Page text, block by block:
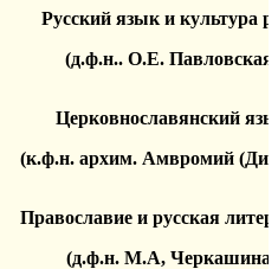
Русский язык и культура
(д.ф.н.. О.Е. Павловская)
Церковнославянский
(к.ф.н. архим. Амвромий
Православие и русская
(д.ф.н. М.А, Черкашина)